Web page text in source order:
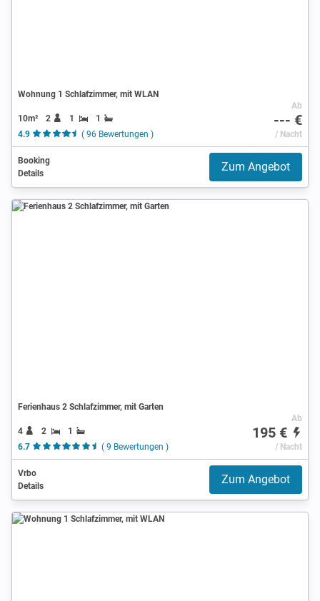
Wohnung 1 Schlafzimmer, mit WLAN
10m² 2 1
1
4.9
( 96 Bewertungen )
Ab
--- €
/ Nacht
Booking
Details
Zum Angebot
Ferienhaus 2 Schlafzimmer, mit Garten
4 2
1
6.7
( 9 Bewertungen )
Ab
195 €
/ Nacht
Vrbo
Details
Zum Angebot